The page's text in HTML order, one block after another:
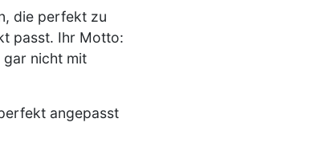
die perfekt zu
passt. Ihr Motto:
gar nicht mit
angepasst